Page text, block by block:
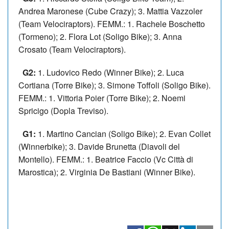
Andrea Maronese (Cube Crazy); 3. Mattia Vazzoler
(Team Velociraptors). FEMM.: 1. Rachele Boschetto
(Tormeno); 2. Flora Lot (Soligo Bike); 3. Anna
Crosato (Team Velociraptors).
G2: 1. Ludovico Redo (Winner Bike); 2. Luca
Cortiana (Torre Bike); 3. Simone Toffoli (Soligo Bike).
FEMM.: 1. Vittoria Poier (Torre Bike); 2. Noemi
Spricigo (Dopla Treviso).
G1: 1. Martino Cancian (Soligo Bike); 2. Evan Collet
(Winnerbike); 3. Davide Brunetta (Diavoli del
Montello). FEMM.: 1. Beatrice Faccio (Vc Città di
Marostica); 2. Virginia De Bastiani (Winner Bike).